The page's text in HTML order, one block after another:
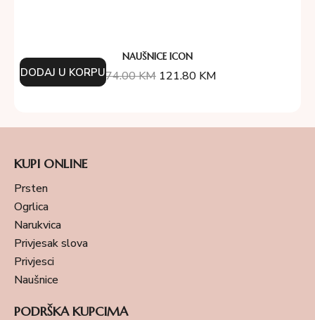
NAUŠNICE ICON
174.00KM 121.80 KM
DODAJ U KORPU
KUPI ONLINE
Prsten
Ogrlica
Narukvica
Privjesak slova
Privjesci
Naušnice
PODRŠKA KUPCIMA